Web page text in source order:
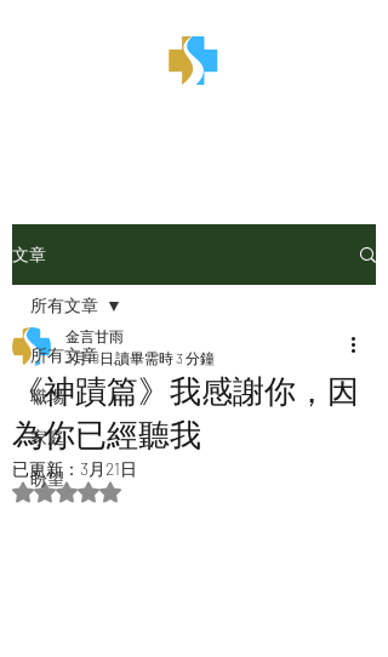
文章
所有文章
職場
家庭
盼望
所有文章
《神蹟篇》我感謝你，因
為你已經聽我
金言甘雨
3月18日 讀畢需時 3 分鐘
已更新： 3月21日
評等為 NaN（最高為 5 顆星）。